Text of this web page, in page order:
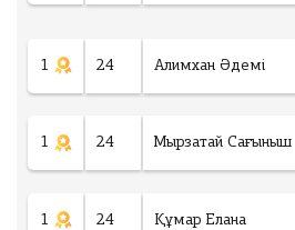
1 24 Алимхан Әдемі
1 24 Мырзатай Сағыныш
1 24 Құмар Елана